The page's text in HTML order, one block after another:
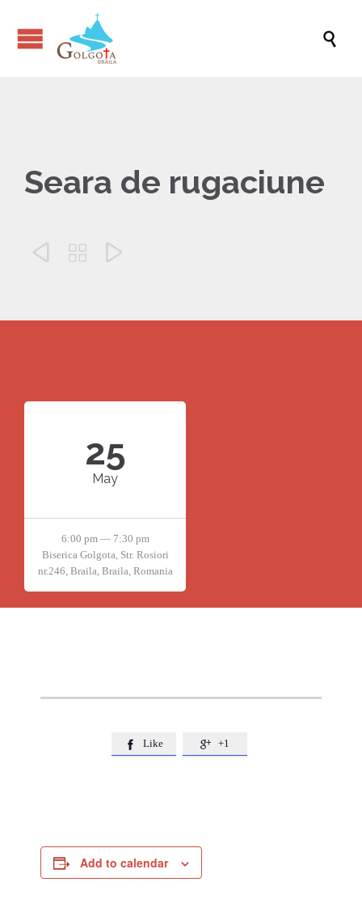

Seara de rugaciune
  
25
May
6:00 pm — 7:30 pm
Biserica Golgota, Str. Rosiori
nr.246, Braila, Braila, Romania
 Like  +1
Add to calendar